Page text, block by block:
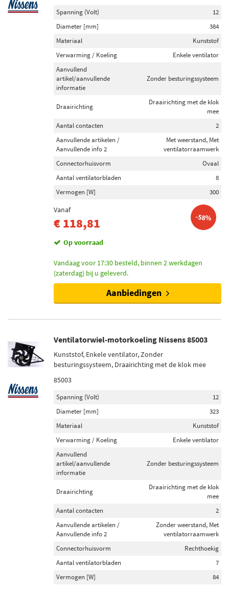
Spanning (Volt)
12
Diameter [mm]
384
Materiaal
Kunststof
Verwarming / Koeling
Enkele ventilator
Aanvullend
artikel/aanvullende
informatie
Zonder besturingssysteem
Draairichting
Draairichting met de klok
mee
Aantal contacten
2
Aanvullende artikelen /
Aanvullende info 2
Met weerstand, Met
ventilatorraamwerk
Connectorhuisvorm
Ovaal
Aantal ventilatorbladen
8
Vermogen [W]
300
Vanaf
€ 118,81 -58%
Op voorraad
Vandaag voor 17:30 besteld, binnen 2 werkdagen
(zaterdag) bij u geleverd.
Aanbiedingen
Ventilatorwiel-motorkoeling Nissens 85003
Kunststof, Enkele ventilator, Zonder
besturingssysteem, Draairichting met de klok mee
85003
Spanning (Volt)
12
Diameter [mm]
323
Materiaal
Kunststof
Verwarming / Koeling
Enkele ventilator
Aanvullend
artikel/aanvullende
informatie
Zonder besturingssysteem
Draairichting
Draairichting met de klok
mee
Aantal contacten
2
Aanvullende artikelen /
Aanvullende info 2
Zonder weerstand, Met
ventilatorraamwerk
Connectorhuisvorm
Rechthoekig
Aantal ventilatorbladen
7
Vermogen [W]
84